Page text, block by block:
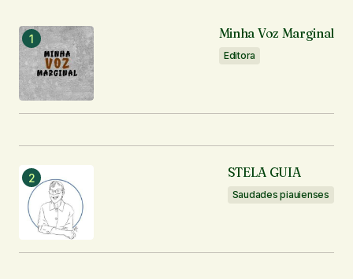
Comentário
Seu nome*
Seu e-mail
Enviar comentário
Minha Voz Marginal
Editora
STELA GUIA
Saudades piauienses